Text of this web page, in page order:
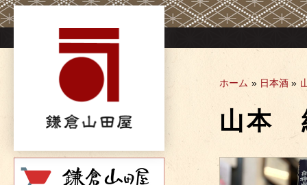
Skip
to
ホーム » 日本酒 »
山本